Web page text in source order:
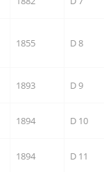
1855 D 8
1893 D 9
1894 D 10
1894 D 11